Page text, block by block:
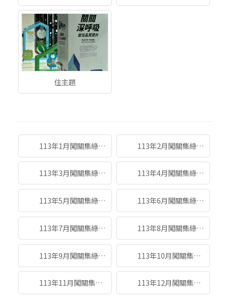
住主題
113年1月闖關集綠點得獎名單.png 113年2月闖關集綠點得獎名單.png
113年3月闖關集綠點得獎名單.jpg 113年4月闖關集綠點得獎名單.jpg
113年5月闖關集綠點得獎名單.jpg 113年6月闖關集綠點得獎名單.jpg
113年7月闖關集綠點得獎名單.jpg 113年8月闖關集綠點得獎名單.jpg
113年9月闖關集綠點得獎名單 .jpg 113年10月闖關集綠點得獎名單.jpg
113年11月闖關集綠點得獎名單.jpg 113年12月闖關集綠點得獎名單.jpg